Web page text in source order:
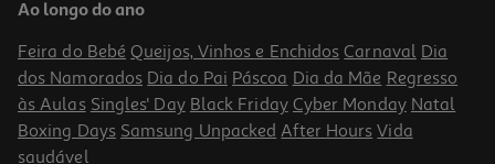
11.61 €/un
PVP de editor
11,61 €
Ao longo do ano
Feira do Bebé Queijos, Vinhos e Enchidos Carnaval Dia
dos Namorados Dia do Pai Páscoa Dia da Mãe Regresso
às Aulas Singles' Day Black Friday Cyber Monday Natal
Boxing Days Samsung Unpacked After Hours Vida
saudável